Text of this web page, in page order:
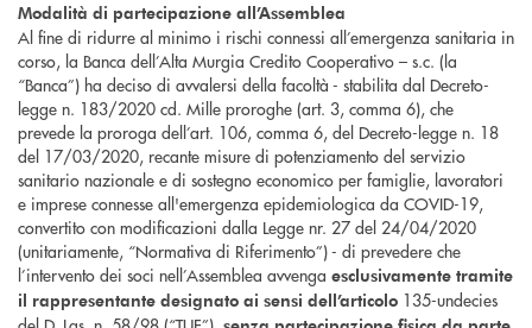
Modalità di partecipazione all’Assemblea
Al fine di ridurre al minimo i rischi connessi all’emergenza sanitaria in
corso, la Banca dell’Alta Murgia Credito Cooperativo – s.c. (la
“Banca”) ha deciso di avvalersi della facoltà - stabilita dal Decreto-
legge n. 183/2020 cd. Mille proroghe (art. 3, comma 6), che
prevede la proroga dell’art. 106, comma 6, del Decreto-legge n. 18
del 17/03/2020, recante misure di potenziamento del servizio
sanitario nazionale e di sostegno economico per famiglie, lavoratori
e imprese connesse all'emergenza epidemiologica da COVID-19,
convertito con modificazioni dalla Legge nr. 27 del 24/04/2020
(unitariamente, “Normativa di Riferimento”) - di prevedere che
l’intervento dei soci nell’Assemblea avvenga esclusivamente tramite
il rappresentante designato ai sensi dell’articolo 135-undecies